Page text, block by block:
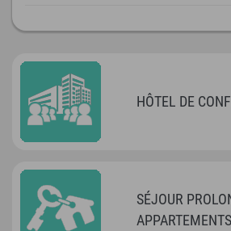
HÔTEL DE
SÉJOUR
APPARTEMENTS